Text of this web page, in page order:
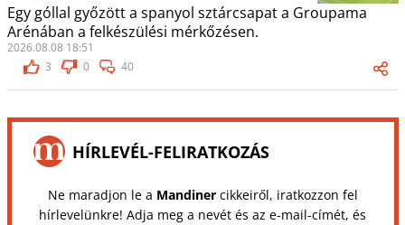
Egy góllal győzött a spanyol sztárcsapat a Groupama
Arénában a felkészülési mérkőzésen.
2026.08.08 18:51
3
0 40
HÍRLEVÉL-FELIRATKOZÁS
Ne maradjon le a Mandinercikkeiről, iratkozzon fel
hírlevelünkre! Adja meg a nevét és az e-mail-címét, és